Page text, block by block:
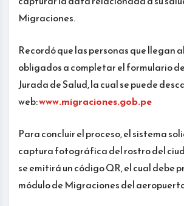
Migraciones.
Recordó que las personas que llegan
obligados a completar el formulario
Jurada de Salud, la cual se puede
web:www.migraciones.gob.pe
Para concluir el proceso, el sistema
captura fotográfica del rostro del
se emitirá un código QR, el cual debe
módulo de Migraciones del